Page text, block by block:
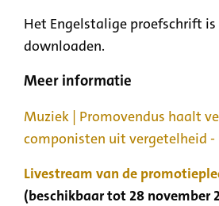
Het Engelstalige proefschrift is
downloaden.
Meer informatie
Muziek | Promovendus haalt
componisten uit vergetelheid -
Livestream van de
(beschikbaar tot 28 november